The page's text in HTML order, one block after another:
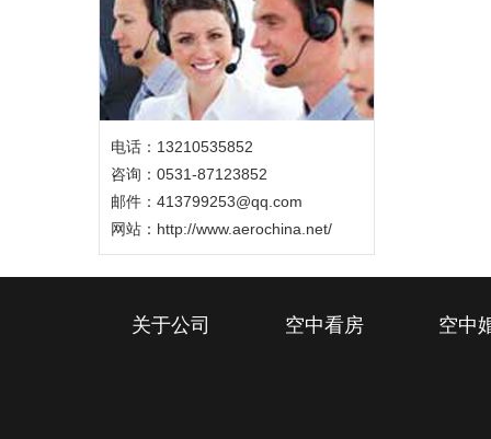
电话：13210535852
咨询：0531-87123852
邮件：413799253@qq.com
网站： http://www.aerochina.net/
关于公司 空中看房 空中